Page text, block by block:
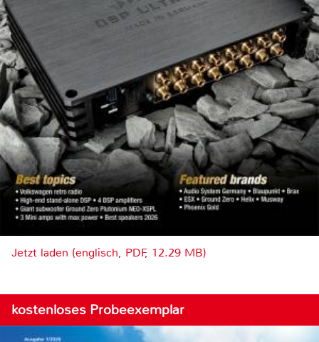
Jetzt laden (englisch, PDF, 12.29 MB)
kostenloses Probeexemplar